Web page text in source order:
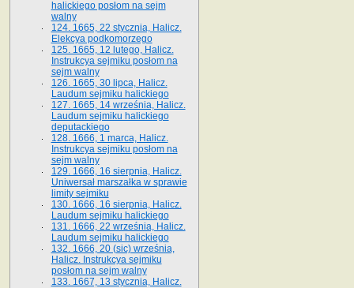
halickiego posłom na sejm
walny
124. 1665, 22 stycznia, Halicz.
Elekcya podkomorzego
125. 1665, 12 lutego, Halicz.
Instrukcya sejmiku posłom na
sejm walny
126. 1665, 30 lipca, Halicz.
Laudum sejmiku halickiego
127. 1665, 14 września, Halicz.
Laudum sejmiku halickiego
deputackiego
128. 1666, 1 marca, Halicz.
Instrukcya sejmiku posłom na
sejm walny
129. 1666, 16 sierpnia, Halicz.
Uniwersał marszałka w sprawie
limity sejmiku
130. 1666, 16 sierpnia, Halicz.
Laudum sejmiku halickiego
131. 1666, 22 września, Halicz.
Laudum sejmiku halickiego
132. 1666, 20 (sic) września,
Halicz. Instrukcya sejmiku
posłom na sejm walny
133. 1667, 13 stycznia, Halicz.